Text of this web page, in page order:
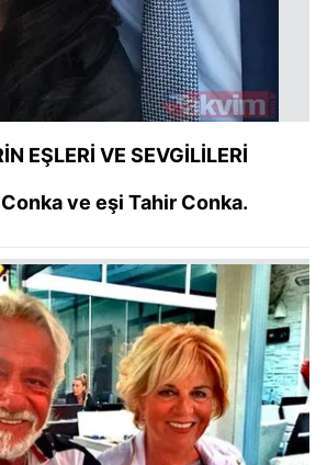
EŞLERİ VE SEVGİLİLERİ
ve eşi Tahir Conka.